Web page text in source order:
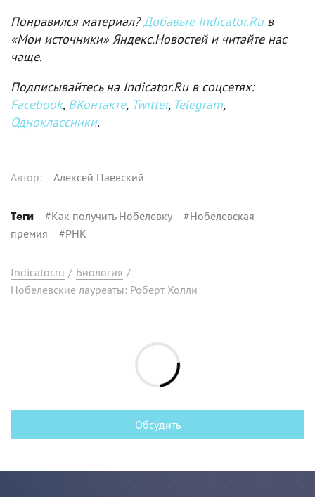
Понравился материал?Добавьте Indicator.Ruв
«Мои источники» Яндекс.Новостей и читайте нас
чаще.
Подписывайтесь на Indicator.Ru в соцсетях:
Facebook, ВКонтакте, Twitter, Telegram,
Одноклассники.
Автор: Алексей Паевский
Теги #Как получить Нобелевку #Нобелевская
премия #РНК
Indicator.ru / Биология /
Нобелевские лауреаты: Роберт Холли
Обсудить